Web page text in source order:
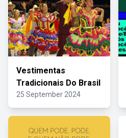
Vestimentas
Tradicionais Do Brasil
25 September 2024